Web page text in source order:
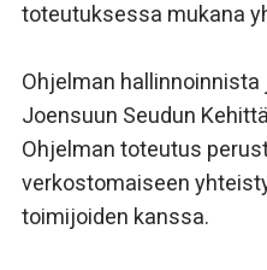
toteutuksessa mukana
Ohjelman
Joensuun Seudun
Ohjelman toteutus
verkostomaiseen
toimijoiden kanssa.